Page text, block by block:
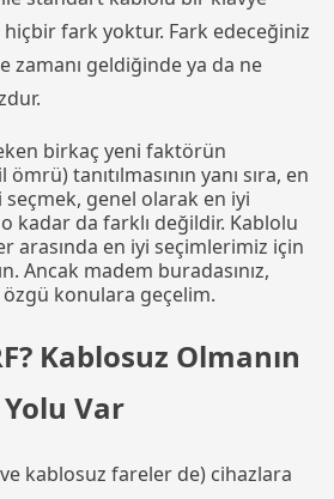
fark yoktur. Fark edeceğiniz
zamanı geldiğinde ya da ne
birkaç yeni faktörün
tanıtılmasının yanı sıra, en
genel olarak en iyi
kadar da farklı değildir. Kablolu
arasında en iyi seçimlerimiz için
Ancak madem buradasınız,
konulara geçelim.
Kablosuz Olmanın
Var
kablosuz fareler de) cihazlara